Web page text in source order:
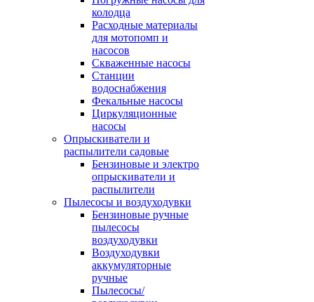
колодца
Расходные материалы
для мотопомп и
насосов
Скваженные насосы
Станции
водоснабжения
Фекальные насосы
Циркуляционные
насосы
Опрыскиватели и
распылители садовые
Бензиновые и электро
опрыскиватели и
распылители
Пылесосы и воздуходувки
Бензиновые ручные
пылесосы
воздуходувки
Воздуходувки
аккумуляторные
ручные
Пылесосы/